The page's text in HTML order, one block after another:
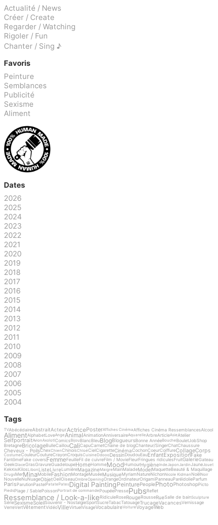
Actualité / News
Créer / Create
Regarder / Watching
Rigoler / Fun
Chanter / Sing ♪
Favoris
Peinture
Semblances
Publicité
Sexisme
Aliment
Dates
2026
2025
2024
2023
2022
2021
2020
2019
2018
2017
2016
2015
2014
2013
2012
2011
2010
2009
2008
2007
2006
2005
2004
Tags
TVAbécédaireAbstraitActeurActricePosterAffiches CinémaAffiches Cinéma RessemblancesAlcool
AlimentAlphabetLoveAnge AnimalAnimationAnniversaireAquarelleArbreArticleAsieAtelier
SelfportraitAvionAxolotlComicsBijou BlancBleuBlogBlogueursBonne AnnéeBouche BouletJobShop
BretagneBricolageBulleCaillouCaliCapuCarnetChaine de blogChanteur/SingerChatChaussure
Cheveux - PoilsChexChienChinoisChloéCielCigaretteCinémaCochonCoeurCoiffureCollageCorps
CostumeCouleurCoutureCrayonCroquisCuisineDdoooDessinDoudouEauEnfantExpositionFake
FantômeFake coversFemmeFeuilleFil de cuivreFilm / MovieFleurFringues ridiculesFruitGalerieGateau
GeekGlaceGrasGravureGuadeloupeHomeHommeMoodHumourHygièneInde Japon JardinJaune Jouet
KekKikiKilosLibon ListeLivreLumièreMagazineMaigre MainMaladeModelMaquetteBeauté & Maquillage
DrugsMerMinaMobileFashionMontageMuséeMusiqueMyriamNatureNichonNicole Kidman NoëlNoir
NouvelleNuNuageObjetOeilOiseauOmbreOpeningOrangeOrdinateurOrigamiPanneauParéidolieParfum
ParisParutionPastelPatatePatesDigital PaintingPeinturePeoplePhotoPhotoshopPicto
PiedsPlage / SablePoissonPortrait de commande PoupéePressePubsReflet
Ressemblance / Look-a-likeRidiculeRoseRougeRousseRueSalle de bainSculpture
SérieSexismeSoleilSouvenir - NostalgieSportSucreTabacTatouageTrucageVacancesVernissage
VerreVertVêtementVidéoVilleVirtuelVisageVocabulaireVoitureVoyageWeb